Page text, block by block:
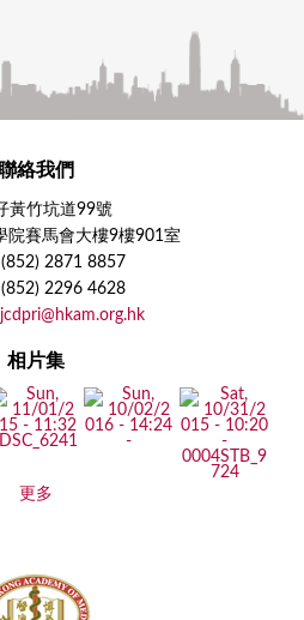
絡我們
黃竹坑道99號
院賽馬會大樓9樓901室
2871 8857
2296 4628
相片集
更多